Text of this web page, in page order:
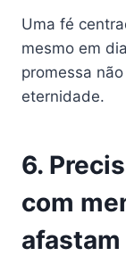
Uma fé
mesmo em
promessa
eternidade.
6.
com